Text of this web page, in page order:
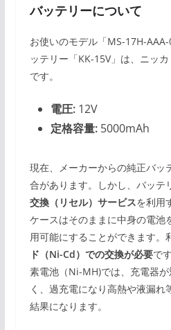
バッテリーについて
お使いのモデル「MS-17H-
ッテリー「KK-15V」は、ニッ
です。
電圧:12V
定格容量:5000mAh
現在、メーカーからの純正バッ
合があります。しかし、バッテ
交換（リセル）サービスを利用
ケースはそのままに中身の電池
用可能にすることができます。
ド（Ni-Cd）での交換が必要で
素電池（Ni-MH)では、充電器
く、過充電になり高熱や液漏れ
結果になります。